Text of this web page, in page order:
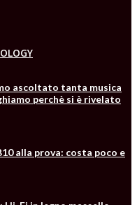
ascoltato tanta musica
perchè si è rivelato
alla prova: costa poco e